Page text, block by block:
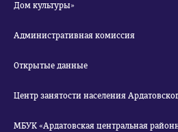
Дом культуры»
Административная комиссия
Открытые данные
Центр занятости населения
МБУК «Ардатовская центральная